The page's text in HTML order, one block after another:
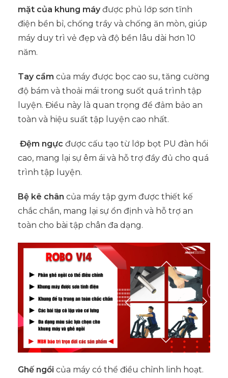
mặt của khung máyđược phủ lớp sơn tĩnh
điện bền bỉ, chống trầy và chống ăn mòn, giúp
máy duy trì vẻ đẹp và độ bền lâu dài hơn 10
năm.
Tay cầm của máy được bọc cao su, tăng cường
độ bám và thoải mái trong suốt quá trình tập
luyện. Điều này là quan trọng để đảm bảo an
toàn và hiệu suất tập luyện cao nhất.
Đệm ngực được cấu tạo từ lớp bọt PU đàn hồi
cao, mang lại sự êm ái và hỗ trợ đầy đủ cho quá
trình tập luyện.
Bệ kê chân của máy tập gym được thiết kế
chắc chắn, mang lại sự ổn định và hỗ trợ an
toàn cho bài tập chân đa dạng.
Ghế ngồi của máy có thể điều chỉnh linh hoạt.